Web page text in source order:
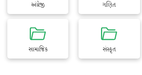
અંગ્રેજી ગણિત
સામાજિક સંસ્કૃત